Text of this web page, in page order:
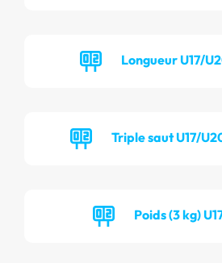
Longueur U17/
Triple saut U17/
Poids (3 kg)